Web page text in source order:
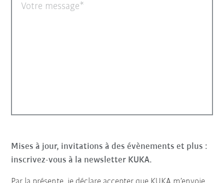
Votre message
Mises à jour, invitations à des évènements et plus :
inscrivez-vous à la newsletter KUKA.